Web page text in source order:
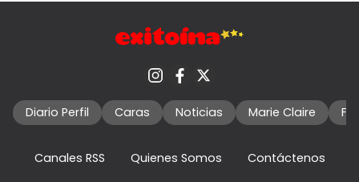
Diario Perfil Caras Noticias Marie Claire
Canales RSS Quienes Somos
Contáctenos